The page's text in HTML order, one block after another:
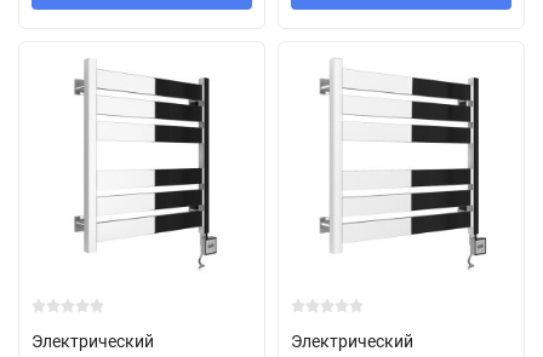
Электрический
Электрический